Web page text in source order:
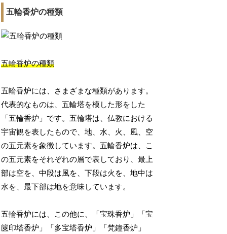
五輪香炉の種類
五輪香炉の種類
五輪香炉には、さまざまな種類があります。
代表的なものは、五輪塔を模した形をした
「五輪香炉」です。五輪塔は、仏教における
宇宙観を表したもので、地、水、火、風、空
の五元素を象徴しています。五輪香炉は、こ
の五元素をそれぞれの層で表しており、最上
部は空を、中段は風を、下段は火を、地中は
水を、最下部は地を意味しています。
五輪香炉には、この他に、「宝珠香炉」「宝
篋印塔香炉」「多宝塔香炉」「梵鐘香炉」